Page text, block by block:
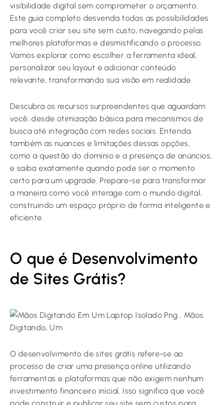
visibilidade digital sem comprometer o orçamento.
Este guia completo desvenda todas as possibilidades
para você criar seu site sem custo, navegando pelas
melhores plataformas e desmistificando o processo.
Vamos explorar como escolher a ferramenta ideal,
personalizar seu layout e adicionar conteúdo
relevante, transformando sua visão em realidade.
Descubra os recursos surpreendentes que aguardam
você, desde otimização básica para mecanismos de
busca até integração com redes sociais. Entenda
também as nuances e limitações dessas opções,
como a questão do domínio e a presença de anúncios,
e saiba exatamente quando pode ser o momento
certo para um upgrade. Prepare-se para transformar
a maneira como você interage com o mundo digital,
construindo um espaço próprio de forma inteligente e
eficiente.
O que é Desenvolvimento
de Sites Grátis?
O desenvolvimento de sites grátis refere-se ao
processo de criar uma presença online utilizando
ferramentas e plataformas que não exigem nenhum
investimento financeiro inicial. Isso significa que você